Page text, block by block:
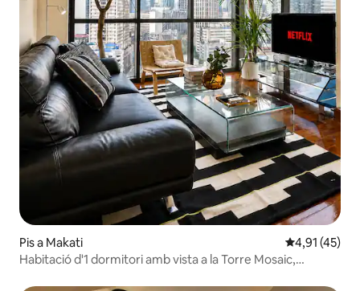
Pis a Makati 4,91 de
4,91 (45)
Habitació d'1 dormitori amb vista a la Torre Mosaic,